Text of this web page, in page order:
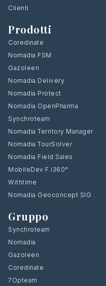
Clienti
Prodotti
Coredinate
Nomadia FSM
Gazoleen
Nomadia Delivery
Nomadia Protect
Nomadia OpenPharma
Synchroteam
Nomadia Territory Manager
Nomadia TourSolver
Nomadia Field Sales
MobileDev F.i360°
Withtime
Nomadia Geoconcept SIG
Gruppo
Synchroteam
Nomadia
Gazoleen
Coredinate
7Opteam